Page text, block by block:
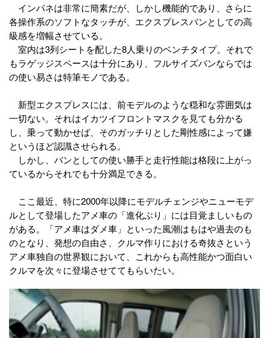
インパネは非常に簡素だが、しかし機能的であり、さらに
各操作系のソフトなタッチが、エクスプレスバンとしての高
級感を増幅させている。
室内は3列シートを配した8人乗りのベンチタイプ。それで
もラゲッジスペースは十分にあり、フルサイズバンならでは
の使い易さは特筆モノである。
新型エクスプレスには、前モデルのような穏和な雰囲気は
一切ない。それはイカツイフロントマスクを見ても分かる
し、乗って動かせば、そのガッチりとした剛性感によって嫌
というほど認識させられる。
しかし、バンとしての使い勝手と走行性能は格段に上がっ
ているからそれでも十分満足できる。
ここ最近、特に2000年以降にモデルチェンジやニューモデ
ルとして登場したアメ車の「進化ぶり」には目覚ましいもの
がある。「アメ車はダメ車」といった風潮はもはや過去のも
のとなり、発想の自由さ、クルマ作りにおける奇抜さという
アメ車独自の世界観において、これからも高性能かつ面白い
クルマを次々に登場させててもらいたい。